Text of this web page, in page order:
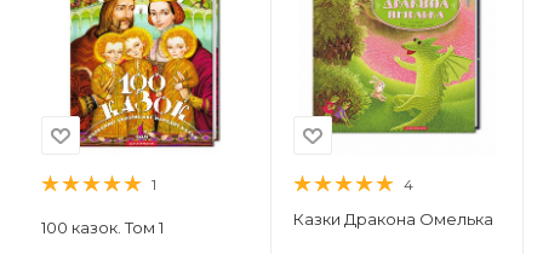
1
100 казок. Том 1
4
Казки Дракона Омелька